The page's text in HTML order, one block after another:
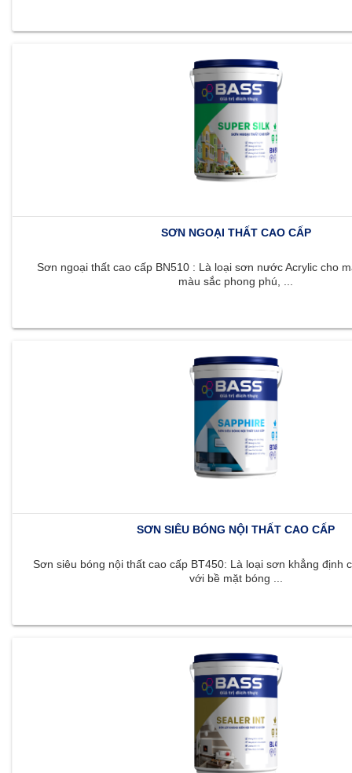
SƠN NGOẠI THẤT CAO CẤP
Sơn ngoại thất cao cấp BN510 : Là loại sơn nước Acrylic cho
màu sắc phong phú, ...
SƠN SIÊU BÓNG NỘI THẤT CAO CẤP
Sơn siêu bóng nội thất cao cấp BT450: Là loại sơn khẳng định
với bề mặt bóng ...